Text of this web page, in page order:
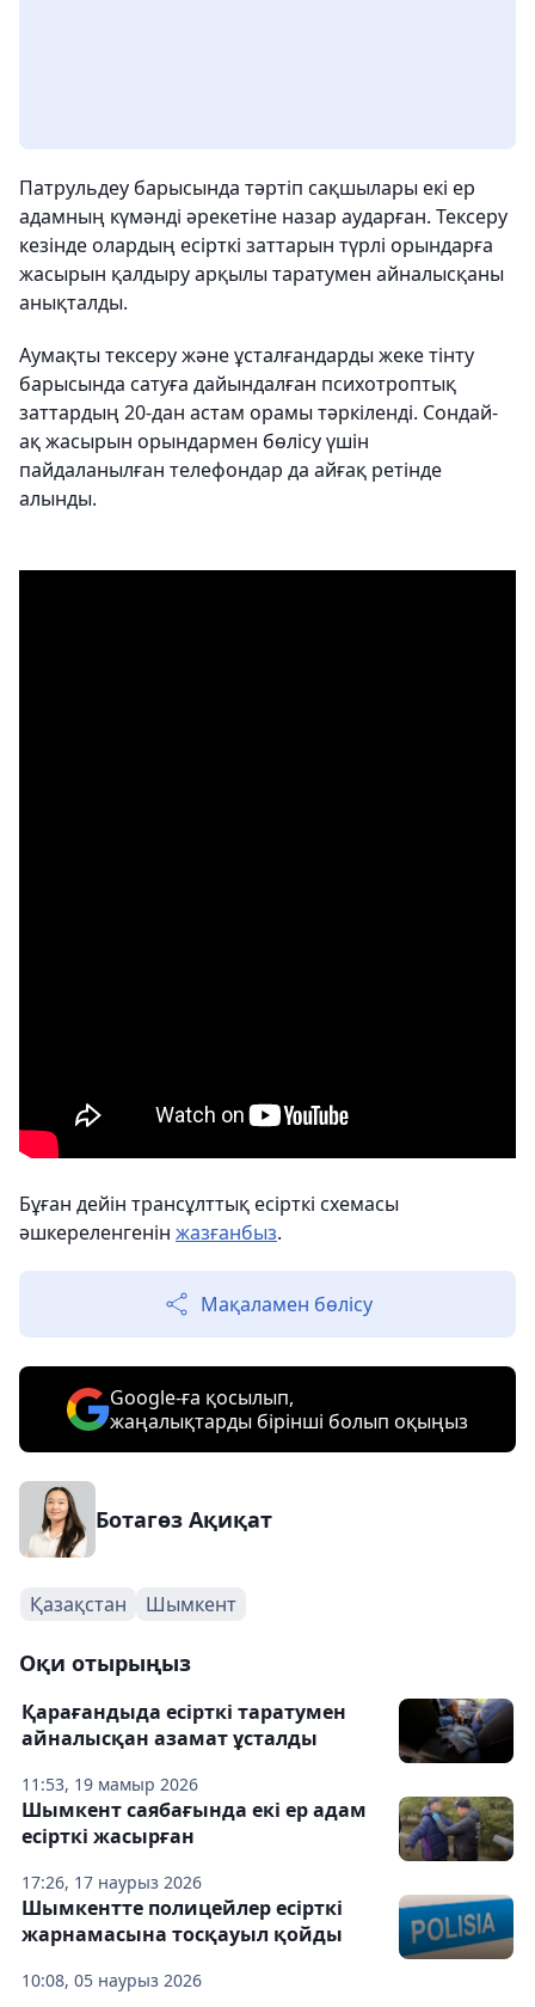
Патрульдеу барысында тәртіп сақшылары екі ер
адамның күмәнді әрекетіне назар аударған. Тексеру
кезінде олардың есірткі заттарын түрлі орындарға
жасырын қалдыру арқылы таратумен айналысқаны
анықталды.
Аумақты тексеру және ұсталғандарды жеке тінту
барысында сатуға дайындалған психотроптық
заттардың 20-дан астам орамы тәркіленді. Сондай-
ақ жасырын орындармен бөлісу үшін
пайдаланылған телефондар да айғақ ретінде
алынды.
Бұған дейін трансұлттық есірткі схемасы
әшкереленгенін жазғанбыз.
Мақаламен бөлісу
Google-ға қосылып,
жаңалықтарды бірінші болып оқыңыз
Ботагөз Ақиқат
Қазақстан Шымкент
Оқи отырыңыз
11:53, 19 мамыр 2026
Қарағандыда есірткі таратумен
айналысқан азамат ұсталды
17:26, 17 наурыз 2026
Шымкент саябағында екі ер адам
есірткі жасырған
10:08, 05 наурыз 2026
Шымкентте полицейлер есірткі
жарнамасына тосқауыл қойды